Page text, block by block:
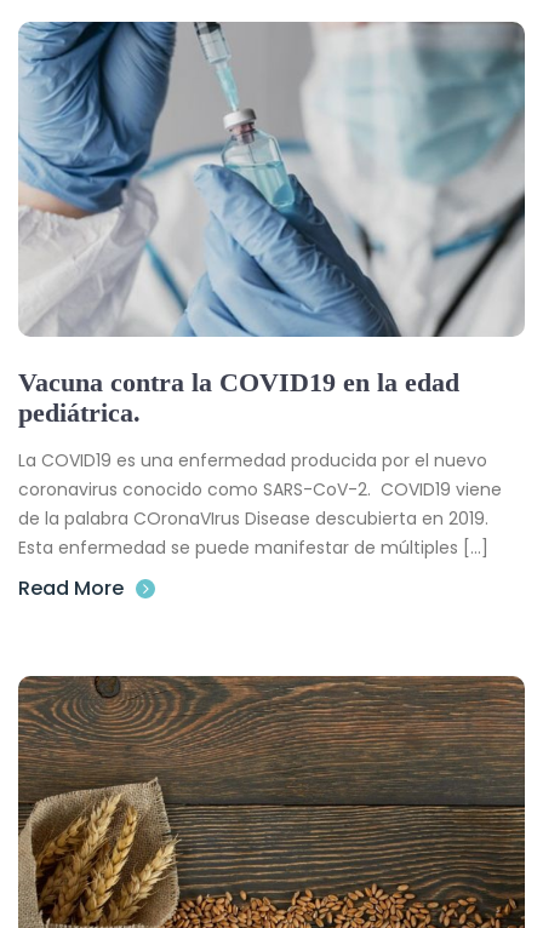
Vacuna contra la COVID19 en la edad
pediátrica.
La COVID19 es una enfermedad producida por el nuevo
coronavirus conocido como SARS-CoV-2. COVID19 viene
de la palabra COronaVIrus Disease descubierta en 2019.
Esta enfermedad se puede manifestar de múltiples […]
Read More